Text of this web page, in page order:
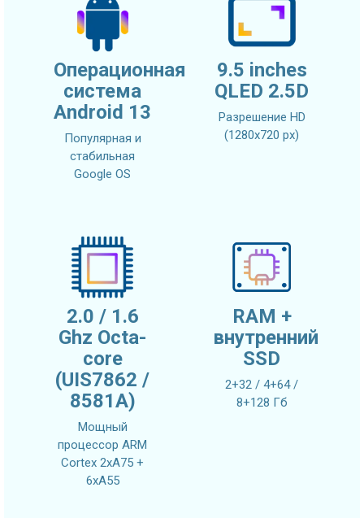
Операционная
система
Android 13
Популярная и
стабильная
Google OS
9.5 inches
QLED 2.5D
Разрешение HD
(1280х720 px)
2.0 / 1.6
Ghz Octa-
core
(UIS7862 /
8581A)
Мощный
процессор ARM
Cortex 2xA75 +
6xA55
RAM +
внутренний
SSD
2+32 / 4+64 /
8+128 Гб